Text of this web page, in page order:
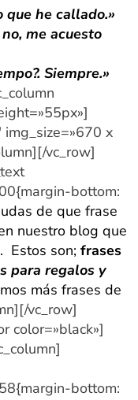
que he callado.»
me acuesto
Siempre.»
img_size=»670 x
vc_row]
bottom:
de que frase
nuestro blog que
Estos son; frases
para regalos y
más frases de
vc_row]
color=»black»]
bottom: